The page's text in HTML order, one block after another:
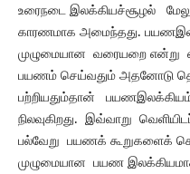
உரைநடை இலக்கியச்சூழல்
காரணமாக அமைந்தது.
முழுமையான வரையறை என்று
பயணம் செய்வதும் அதனோடு
பற்றியதும்தான்
நிலவுகிறது. இவ்வாறு
பல்வேறு பயணக் கூறுகளைக்
முழுமையான பயண